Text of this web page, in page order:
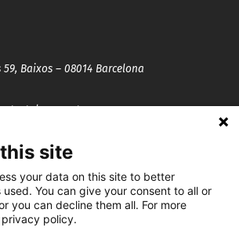
Baixos – 08014 Barcelona
site
your data on this site to better
You can give your consent to all or
you can decline them all. For more
policy.